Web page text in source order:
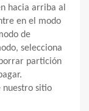
hacia arriba al
en el modo
de
selecciona
partición
nuestro sitio